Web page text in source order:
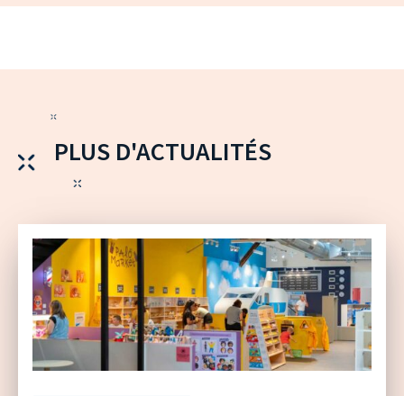
PLUS D'ACTUALITÉS